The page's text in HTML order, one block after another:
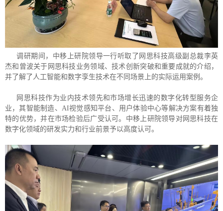
调研期间，中移上研院领导一行听取了网思科技高级副总裁李英
杰和曾波关于网思科技业务领域、技术创新突破和重要成就的介绍，
并了解了人工智能和数字孪生技术在不同场景上的实际运用案例。
网思科技作为业内技术领先和市场增长迅速的数字化转型服务企
业，其智能制造、AI视觉感知平台、用户体验中心等解决方案有着独
特的优势，并在市场检验后广受认可。中移上研院领导对网思科技在
数字化领域的研发实力和行业前景予以高度认可。